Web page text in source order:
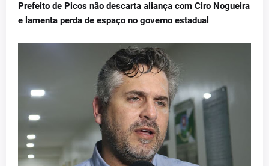
Prefeito de Picos não descarta aliança com Ciro Nogueira
e lamenta perda de espaço no governo estadual